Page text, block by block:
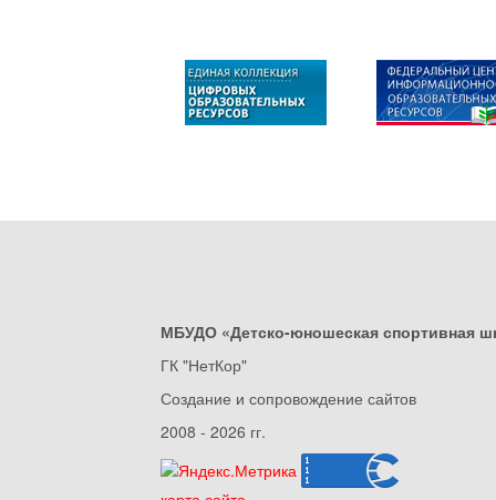
МБУДО «Детско-юношеская спортивная
ГК "НетКор"
Создание и сопровождение сайтов
2008 - 2026 гг.